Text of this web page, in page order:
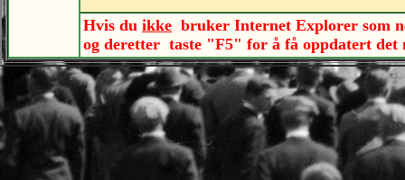
Hvis du ikke bruker Internet Explorer som
og deretter taste "F5" for å få oppdatert